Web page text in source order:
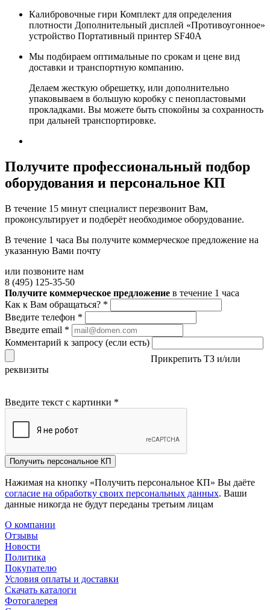
Калибровочные гири Комплект для определения
плотности Дополнительный дисплей «Противоугонное»
устройство Портативный принтер SF40A
Мы подбираем оптимальные по срокам и цене вид
доставки и транспортную компанию.
Делаем жесткую обрешетку, или дополнительно
упаковываем в большую коробку с пенопластовыми
прокладками. Вы можете быть спокойны за сохранность
при дальней транспортировке.
Получите профессиональный подбор
оборудования и персональное КП
В течение 15 минут специалист перезвонит Вам,
проконсультирует и подберёт необходимое оборудование.
В течение 1 часа Вы получите коммерческое предложение на
указанную Вами почту
или позвоните нам
8 (495) 125-35-50
Получите коммерческое предложение в течение 1 часа
Как к Вам обращаться? *
Введите телефон *
Введите email *
Комментарий к запросу (если есть)
Прикрепить ТЗ и/или
реквизиты
Введите текст с картинки *
Получить персональное КП
Нажимая на кнопку «Получить персональное КП» Вы даёте
согласие на обработку своих персональных данных. Ваши
данные никогда не будут переданы третьим лицам
О компании
Отзывы
Новости
Политика
Покупателю
Условия оплаты и доставки
Скачать каталоги
Фотогалерея